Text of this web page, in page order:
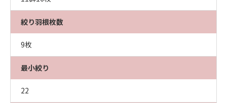
絞り羽根枚数
9枚
最小絞り
22